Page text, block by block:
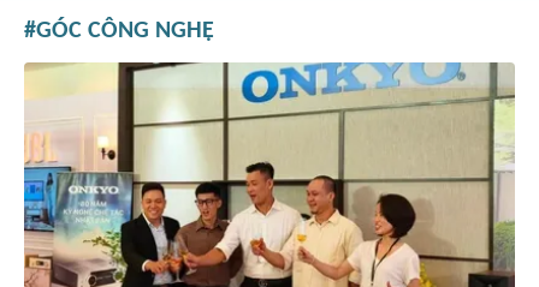
GÓC CÔNG NGHỆ